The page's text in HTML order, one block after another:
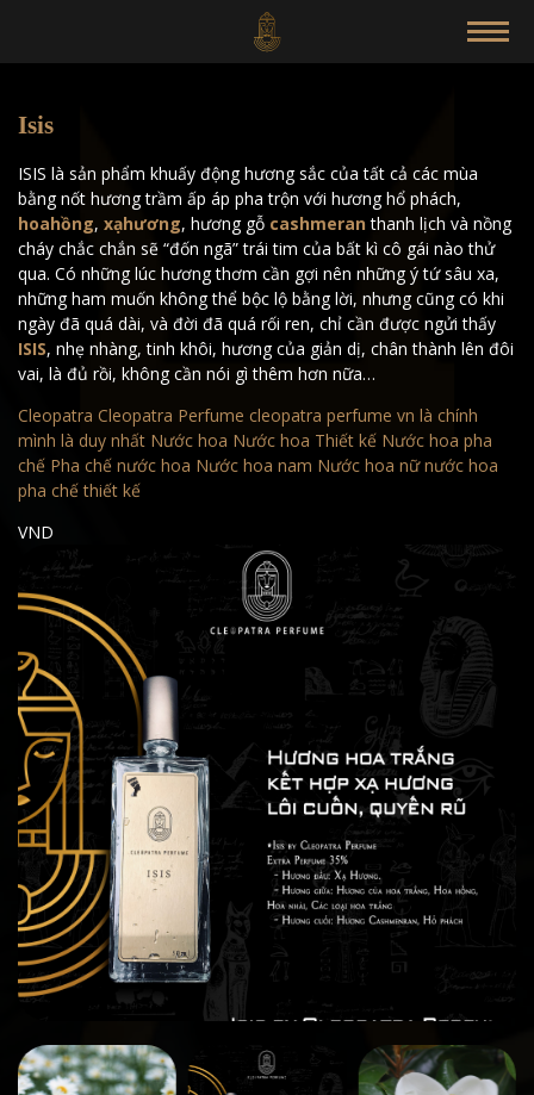
Isis
ISIS là sản phẩm khuấy động hương sắc của tất cả các mùa
bằng nốt hương trầm ấp áp pha trộn với hương hổ phách,
hoahồng, xạhương, hương gỗ cashmeran thanh lịch và nồng
cháy chắc chắn sẽ “đốn ngã” trái tim của bất kì cô gái nào thử
qua. Có những lúc hương thơm cần gợi nên những ý tứ sâu xa,
những ham muốn không thể bộc lộ bằng lời, nhưng cũng có khi
ngày đã quá dài, và đời đã quá rối ren, chỉ cần được ngửi thấy
ISIS, nhẹ nhàng, tinh khôi, hương của giản dị, chân thành lên đôi
vai, là đủ rồi, không cần nói gì thêm hơn nữa…
Cleopatra Cleopatra Perfume cleopatra perfume vn là chính
mình là duy nhất Nước hoa Nước hoa Thiết kế Nước hoa pha
chế Pha chế nước hoa Nước hoa nam Nước hoa nữnước hoa
pha chế thiết kế
VND